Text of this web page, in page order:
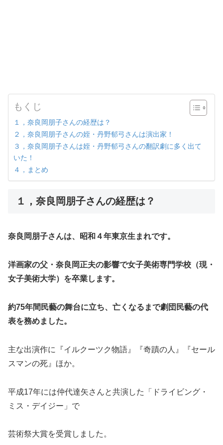
もくじ
１，奈良岡朋子さんの経歴は？
２，奈良岡朋子さんの姪・丹野郁弓さんは演出家！
３，奈良岡朋子さんは姪・丹野郁弓さんの翻訳劇に多く出て
いた！
４，まとめ
１，奈良岡朋子さんの経歴は？
奈良岡朋子さんは、昭和４年東京生まれです。
洋画家の父・奈良岡正夫の影響で女子美術専門学校（現・
女子美術大学）を卒業します。
約75年間民藝の舞台に立ち、亡くなるまで劇団民藝の代
表を務めました。
主な出演作に『イルクーツク物語』『奇蹟の人』『セール
スマンの死』ほか。
平成17年には仲代達矢さんと共演した「ドライビング・
ミス・デイジー」で
芸術祭大賞を受賞しました。